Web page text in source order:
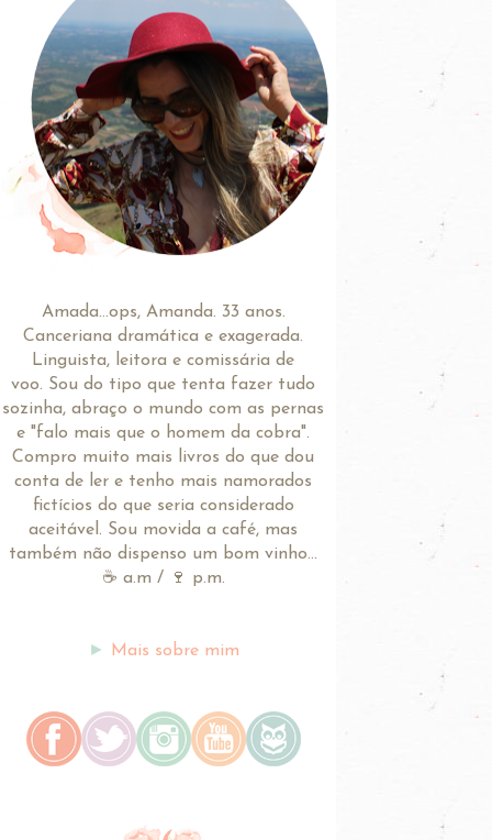
Amada...ops, Amanda. 33 anos.
Canceriana dramática e exagerada.
Linguista, leitora e comissária de
voo. Sou do tipo que tenta fazer tudo
sozinha, abraço o mundo com as pernas
e "falo mais que o homem da cobra".
Compro muito mais livros do que dou
conta de ler e tenho mais namorados
fictícios do que seria considerado
aceitável. Sou movida a café, mas
também não dispenso um bom vinho...
☕ a.m / 🍷 p.m.
► Mais sobre mim